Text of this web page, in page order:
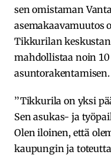
sen omistaman
asemakaavamuutos
Tikkurilan
mahdollistaa noin
asuntorakentamisen.
’’Tikkurila on yksi
Sen asukas- ja
Olen iloinen, että
kaupungin ja